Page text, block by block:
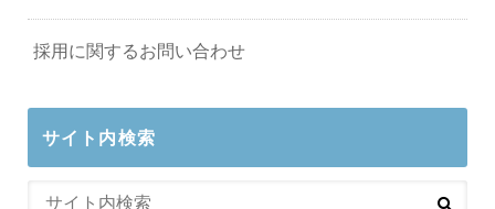
採用に関するお問い合わせ
サイト内検索